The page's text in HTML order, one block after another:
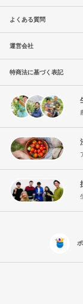
よくある質問
運営会社
特商法に基づく表記